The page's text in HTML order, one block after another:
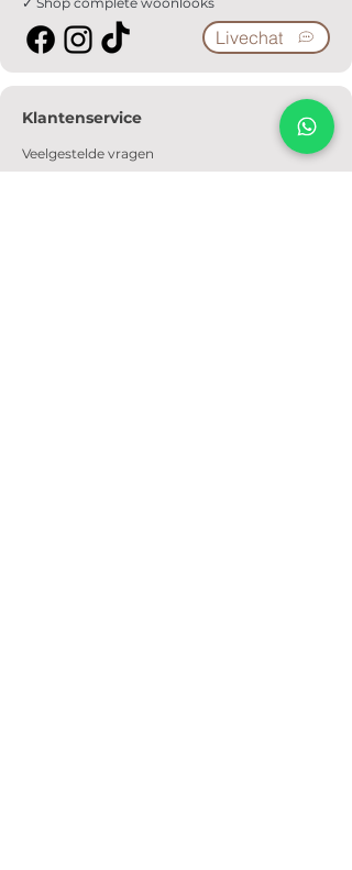
Livechat
Klantenservice
Veelgestelde vragen